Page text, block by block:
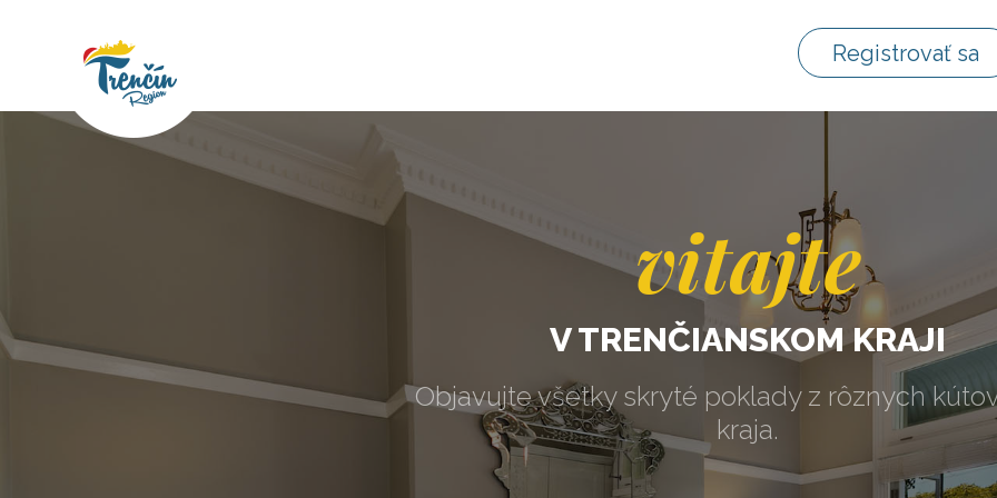
Registrovať sa
vitajte
V TRENČIANSKOM KRAJI
Objavujte všetky skryté poklady z rôznych
kraja.